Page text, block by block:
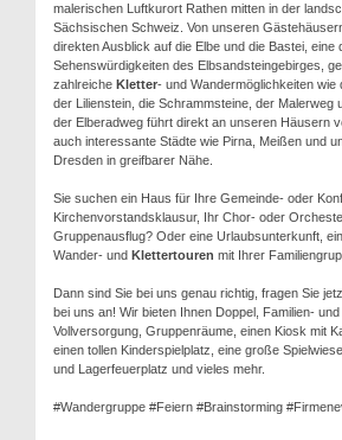
malerischen Luftkurort Rathen mitten in der
Sächsischen Schweiz. Von unseren
direkten Ausblick auf die Elbe und die Bastei, eine
Sehenswürdigkeiten des Elbsandsteingebirges,
zahlreiche Kletter- und Wandermöglichkeiten wie
der Lilienstein, die Schrammsteine, der Malerweg
der Elberadweg führt direkt an unseren Häusern
auch interessante Städte wie Pirna, Meißen und
Dresden in greifbarer Nähe.
Sie suchen ein Haus für Ihre Gemeinde- oder
Kirchenvorstandsklausur, Ihr Chor- oder
Gruppenausflug? Oder eine Urlaubsunterkunft,
Wander- und Klettertouren mit Ihrer
Dann sind Sie bei uns genau richtig, fragen Sie
bei uns an! Wir bieten Ihnen Doppel, Familien- und
Vollversorgung, Gruppenräume, einen Kiosk mit
einen tollen Kinderspielplatz, eine große
und Lagerfeuerplatz und vieles mehr.
#Wandergruppe #Feiern #Brainstorming